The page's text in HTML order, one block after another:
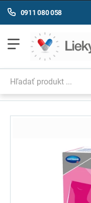
0911 080 058